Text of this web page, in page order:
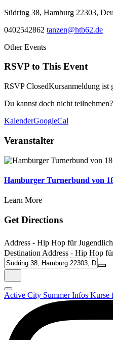
Südring 38, Hamburg 22303,
0402542862 tanzen@htb62.de
Other Events
RSVP to This Event
RSVP ClosedKursanmeldung ist
Du kannst doch nicht teilnehmen?
KalenderGoogleCal
Veranstalter
Hamburger Turnerbund von
Learn More
Get Directions
Address - Hip Hop für
Destination Address - Hip Hop
Active City SummerInfos Kurse